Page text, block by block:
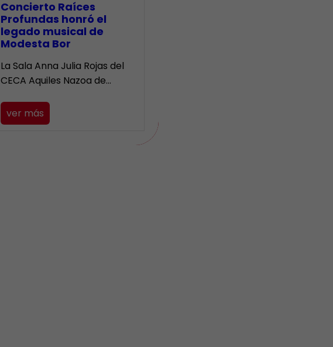
​Concierto Raíces
Profundas honró el
legado musical de
Modesta Bor
La Sala Anna Julia Rojas del
CECA Aquiles Nazoa de…
ver más